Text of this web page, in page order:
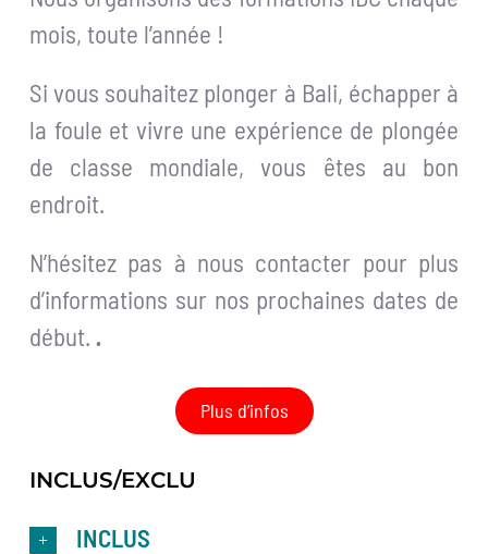
mois, toute l’année !
Si vous souhaitez plonger à Bali, échapper à
la foule et vivre une expérience de plongée
de classe mondiale, vous êtes au bon
endroit.
N’hésitez pas à nous contacter pour plus
d’informations sur nos prochaines dates de
début..
Plus d’infos
INCLUS/EXCLU
INCLUS